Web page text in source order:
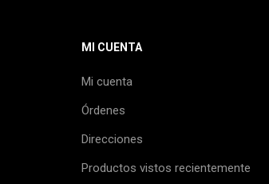
MI CUENTA
Mi cuenta
Órdenes
Direcciones
Productos vistos recientemente